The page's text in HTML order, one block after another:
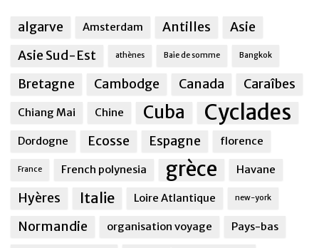
algarve Amsterdam Antilles
Asie
Asie Sud-Est
athènes Baie de somme Bangkok
Bretagne Cambodge Canada Caraîbes
Chiang Mai Chine Cuba Cyclades
Dordogne Ecosse Espagne florence
France French polynesia grèce Havane
Hyères Italie Loire Atlantique new-york
Normandie organisation voyage Pays-bas